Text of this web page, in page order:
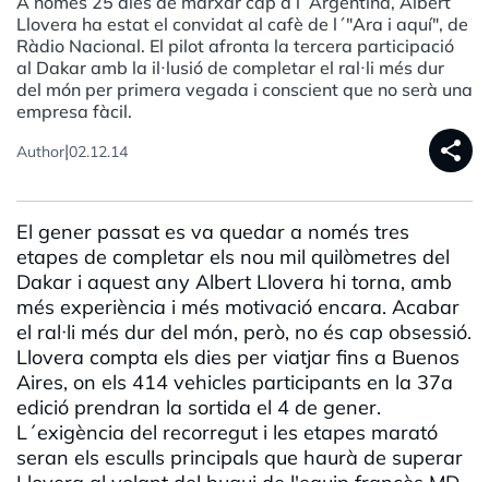
Llovera ha estat el convidat al cafè de l´"Ara i aquí", de
Ràdio Nacional. El pilot afronta la tercera participació
al Dakar amb la il·lusió de completar el ral·li més dur
del món per primera vegada i conscient que no serà una
empresa fàcil.
Author|02.12.14 share
El gener passat es va quedar a només tres
etapes de completar els nou mil quilòmetres del
Dakar i aquest any Albert Llovera hi torna, amb
més experiència i més motivació encara. Acabar
el ral·li més dur del món, però, no és cap obsessió.
Llovera compta els dies per viatjar fins a Buenos
Aires, on els 414 vehicles participants en la 37a
edició prendran la sortida el 4 de gener.
L´exigència del recorregut i les etapes marató
seran els esculls principals que haurà de superar